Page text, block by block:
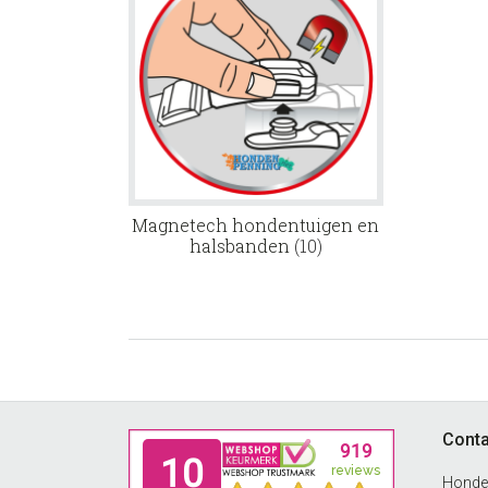
Magnetech hondentuigen en
halsbanden (10)